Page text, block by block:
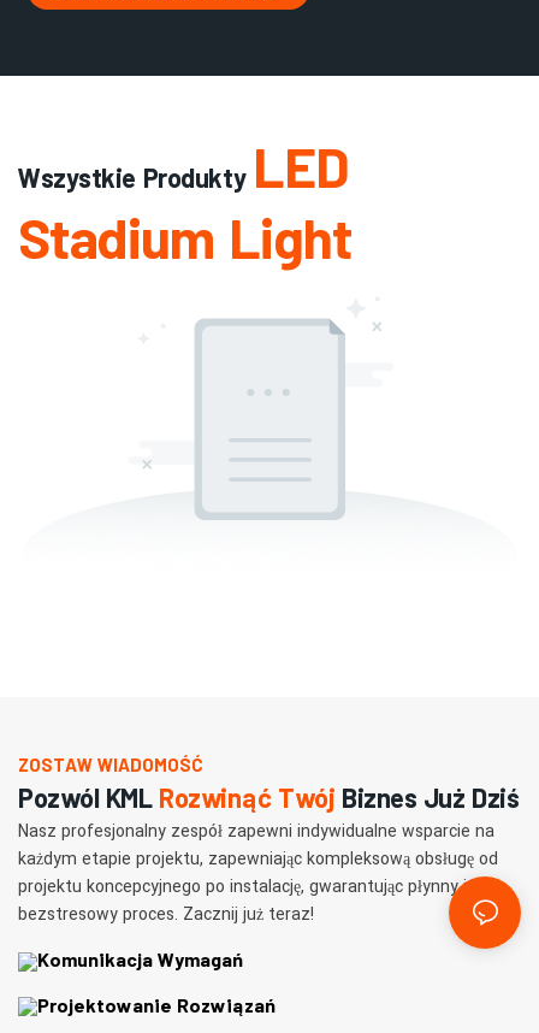
Wszystkie Produkty LED
Stadium Light
ZOSTAW WIADOMOŚĆ
Pozwól KML Rozwinąć Twój Biznes Już Dziś
Nasz profesjonalny zespół zapewni indywidualne wsparcie na
każdym etapie projektu, zapewniając kompleksową obsługę od
projektu koncepcyjnego po instalację, gwarantując płynny i
bezstresowy proces. Zacznij już teraz!
Komunikacja Wymagań
Projektowanie Rozwiązań